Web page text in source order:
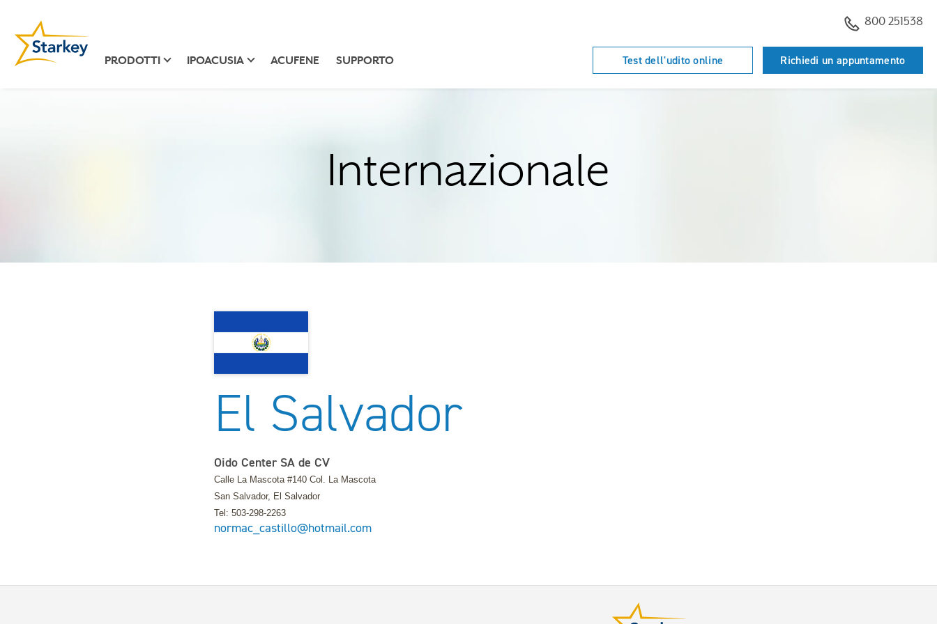
800 251538
PRODOTTI IPOACUSIA ACUFENE SUPPORTO Test dell'udito online Richiedi un appuntamento
Internazionale
El Salvador
Oido Center SA de CV
Calle La Mascota #140 Col. La Mascota
San Salvador, El Salvador
Tel: 503-298-2263
normac_castillo@hotmail.com